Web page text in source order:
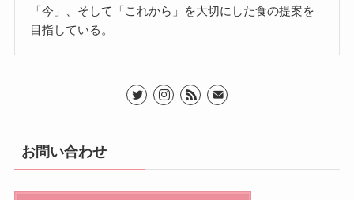
「今」、そして「これから」を大切にした食の提案を
目指している。
お問い合わせ